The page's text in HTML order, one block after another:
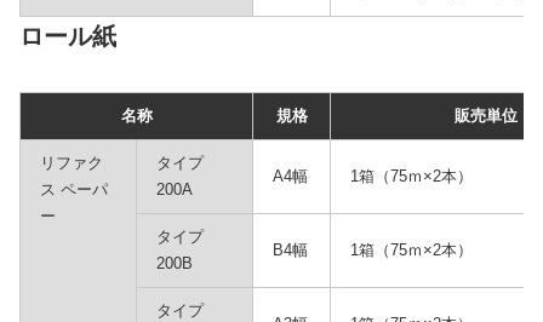
ロール紙
名称 規格 販売単位
リファク
ス ペーパ
ー
タイプ
200A
A4幅 1箱（75ｍ×2本）
タイプ
200B
B4幅 1箱（75ｍ×2本）
タイプ